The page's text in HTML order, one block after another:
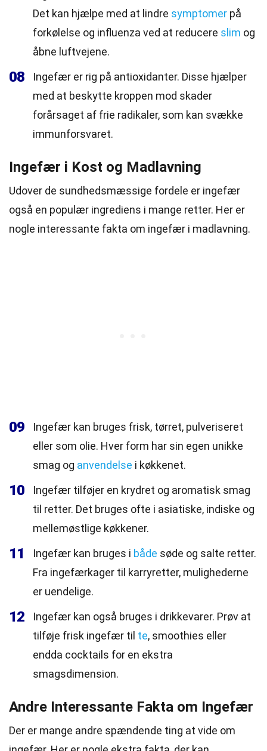
Det kan hjælpe med at lindre symptomer på
forkølelse og influenza ved at reducere slim og
åbne luftvejene.
08
Ingefær er rig på antioxidanter. Disse hjælper
med at beskytte kroppen mod skader
forårsaget af frie radikaler, som kan svække
immunforsvaret.
Ingefær i Kost og Madlavning
Udover de sundhedsmæssige fordele er ingefær
også en populær ingrediens i mange retter. Her er
nogle interessante fakta om ingefær i madlavning.
09
Ingefær kan bruges frisk, tørret, pulveriseret
eller som olie. Hver form har sin egen unikke
smag og anvendelse i køkkenet.
10
Ingefær tilføjer en krydret og aromatisk smag
til retter. Det bruges ofte i asiatiske, indiske og
mellemøstlige køkkener.
11 Ingefær kan bruges i både søde og salte retter.
Fra ingefærkager til karryretter, mulighederne
er uendelige.
12
Ingefær kan også bruges i drikkevarer. Prøv at
tilføje frisk ingefær til te, smoothies eller
endda cocktails for en ekstra
smagsdimension.
Andre Interessante Fakta om Ingefær
Der er mange andre spændende ting at vide om